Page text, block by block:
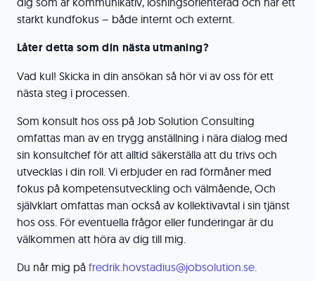
starkt kundfokus – både internt och externt.
Låter detta som din nästa utmaning?
Vad kul! Skicka in din ansökan så hör vi av oss för ett
nästa steg i processen.
Som konsult hos oss på Job Solution Consulting
omfattas man av en trygg anställning i nära dialog med
sin konsultchef för att alltid säkerställa att du trivs och
utvecklas i din roll. Vi erbjuder en rad förmåner med
fokus på kompetensutveckling och välmående, Och
självklart omfattas man också av kollektivavtal i sin tjänst
hos oss. För eventuella frågor eller funderingar är du
välkommen att höra av dig till mig.
Du når mig på fredrik.hovstadius@jobsolution.se.